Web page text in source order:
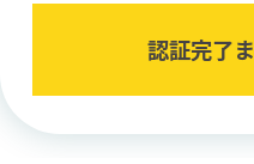
認証完了